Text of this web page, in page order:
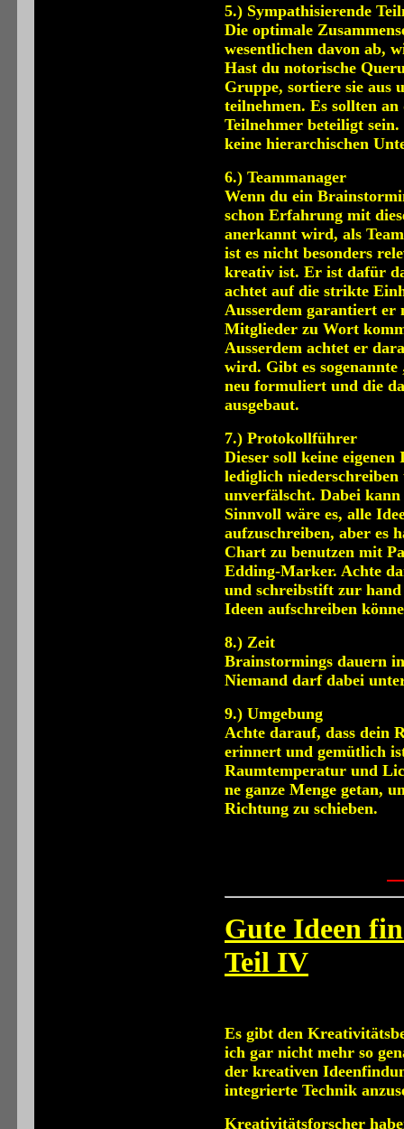
5.) Sympathisierende
Die optimale
wesentlichen davon ab,
Hast du notorische
Gruppe, sortiere sie aus
teilnehmen. Es sollten
Teilnehmer beteiligt
keine hierarchischen
6.) Teammanager
Wenn du ein
schon Erfahrung mit
anerkannt wird, als
ist es nicht besonders
kreativ ist. Er ist dafür
achtet auf die strikte
Ausserdem garantiert er
Mitglieder zu Wort
Ausserdem achtet er
wird. Gibt es
neu formuliert und die
ausgebaut.
7.) Protokollführer
Dieser soll keine
lediglich
unverfälscht. Dabei kann
Sinnvoll wäre es, alle
aufzuschreiben, aber es
Chart zu benutzen mit
Edding-Marker. Achte
und schreibstift zur
Ideen aufschreiben
8.) Zeit
Brainstormings dauern
Niemand darf dabei
9.) Umgebung
Achte darauf, dass dein
erinnert und gemütlich
Raumtemperatur und
ne ganze Menge getan,
Richtung zu schieben.
Gute Ideen
Teil IV
Es gibt den
ich gar nicht mehr so
der kreativen
integrierte Technik
Kreativitätsforscher